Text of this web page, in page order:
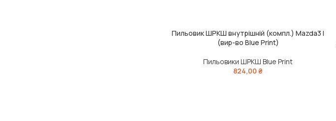
ДОДАТИ В КОШИК
Пильовик ШРКШ внутрішній (компл.) Mazda3 I
(вир-во Blue Print)
Пильовики ШРКШ Blue Print
824,00₴